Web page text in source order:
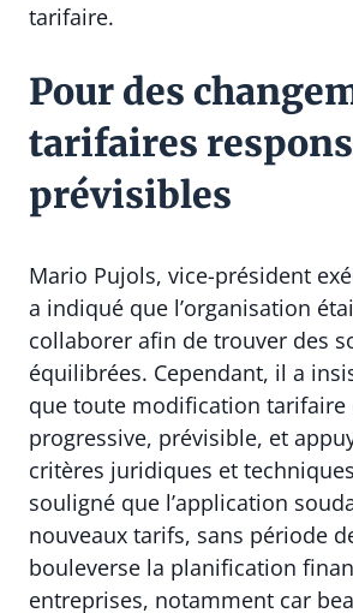
tarifaire.
Pour des
tarifaires
prévisibles
Mario Pujols, vice-président
a indiqué que l’organisation
collaborer afin de trouver des
équilibrées. Cependant, il a
que toute modification tarifaire
progressive, prévisible, et
critères juridiques et
souligné que l’application
nouveaux tarifs, sans période
bouleverse la planification
entreprises, notamment car